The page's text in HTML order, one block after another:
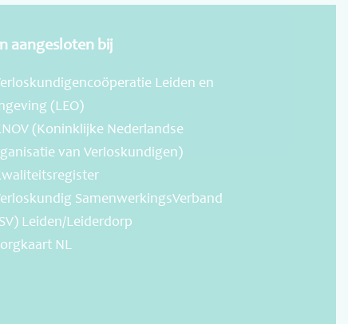
aangesloten bij
Leiden en
(LEO)
(Koninklijke Nederlandse
van Verloskundigen)
SamenwerkingsVerband
Leiden/Leiderdorp
NL